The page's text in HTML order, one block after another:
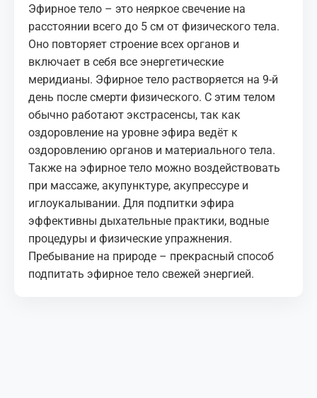
Эфирное тело – это неяркое свечение на
расстоянии всего до 5 см от физического тела.
Оно повторяет строение всех органов и
включает в себя все энергетические
меридианы. Эфирное тело растворяется на 9-й
день после смерти физического. С этим телом
обычно работают экстрасенсы, так как
оздоровление на уровне эфира ведёт к
оздоровлению органов и материального тела.
Также на эфирное тело можно воздействовать
при массаже, акупунктуре, акупрессуре и
иглоукалывании. Для подпитки эфира
эффективны дыхательные практики, водные
процедуры и физические упражнения.
Пребывание на природе – прекрасный способ
подпитать эфирное тело свежей энергией.